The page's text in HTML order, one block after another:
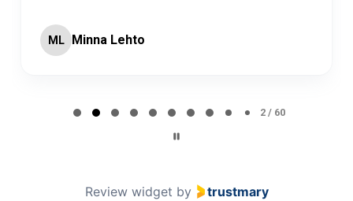
ML Minna Lehto
2 / 60
Review widget by trustmary